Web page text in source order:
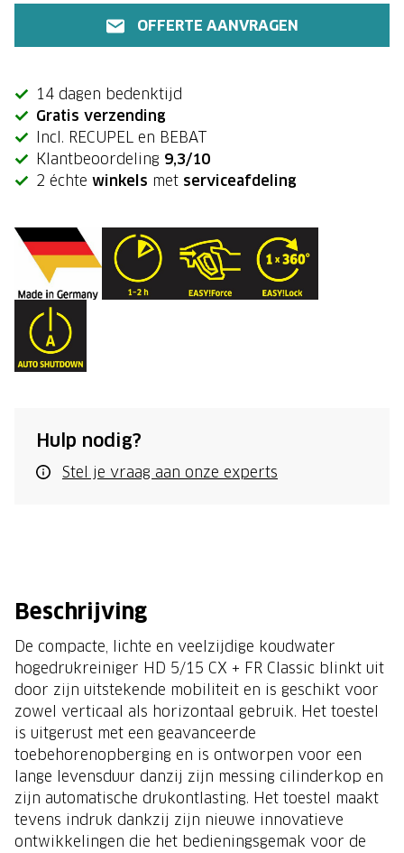
OFFERTE AANVRAGEN
14 dagen bedenktijd
Gratis verzending
Incl. RECUPEL en BEBAT
Klantbeoordeling 9,3/10
2 échte winkels met serviceafdeling
Hulp nodig?
Stel je vraag aan onze experts
Beschrijving
De compacte, lichte en veelzijdige koudwater
hogedrukreiniger HD 5/15 CX + FR Classic blinkt uit
door zijn uitstekende mobiliteit en is geschikt voor
zowel verticaal als horizontaal gebruik. Het toestel
is uitgerust met een geavanceerde
toebehorenopberging en is ontworpen voor een
lange levensduur danzij zijn messing cilinderkop en
zijn automatische drukontlasting. Het toestel maakt
tevens indruk dankzij zijn nieuwe innovatieve
ontwikkelingen die het bedieningsgemak voor de